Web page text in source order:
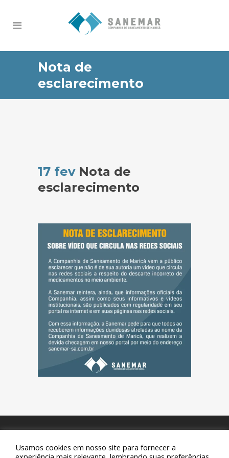
Nota de
esclarecimento
17 fevNota de
esclarecimento
© 2019 Sanemar - Companhia de Saneamento de Maricá.
Usamos cookies em nosso site para fornecer a